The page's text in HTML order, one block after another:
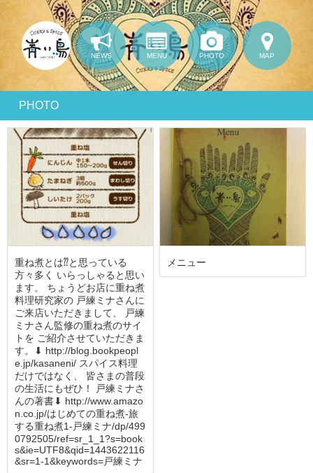
NEWS MENU PHOTO MAP
PHOTO
重ね煮とは⁇と思っている
方々多く いらっしゃると思い
ます。 ちょうどお店に重ね煮
料理研究家の 戸練ミナさんに
ご来店いただきまして、 戸練
ミナさん監修の重ね煮のサイ
トを ご紹介させていただきま
す。⬇︎ http://blog.bookpeopl
e.jp/kasaneni/ スパイス料理
だけではなく、 皆さまの普段
の生活にもぜひ！ 戸練ミナさ
んの著書⬇︎ http://www.amazo
n.co.jp/はじめての重ね煮-旅
する重ね煮1-戸練ミナ/dp/499
0792505/ref=sr_1_1?s=book
s&ie=UTF8&qid=1443622116
&sr=1-1&keywords=戸練ミナ
メニュー